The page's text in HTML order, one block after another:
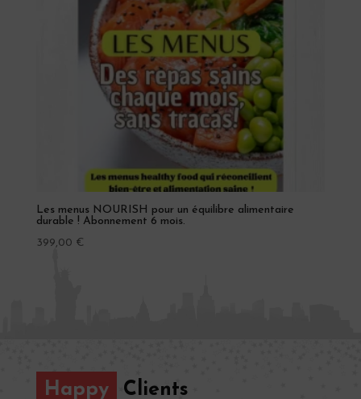
Les menus NOURISH pour un équilibre alimentaire
durable ! Abonnement 6 mois.
399,00 €
Happy Clients